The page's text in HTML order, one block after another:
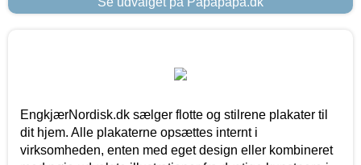
EngkjærNordisk.dk sælger flotte og stilrene plakater til
dit hjem. Alle plakaterne opsættes internt i
virksomheden, enten med eget design eller kombineret